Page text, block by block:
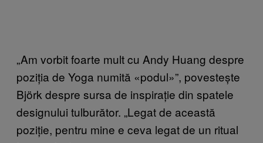
„Am vorbit foarte mult cu Andy Huang despre
poziția de Yoga numită «podul»”, povestește
Björk despre sursa de inspirație din spatele
designului tulburător. „Legat de această
poziție, pentru mine e ceva legat de un ritual